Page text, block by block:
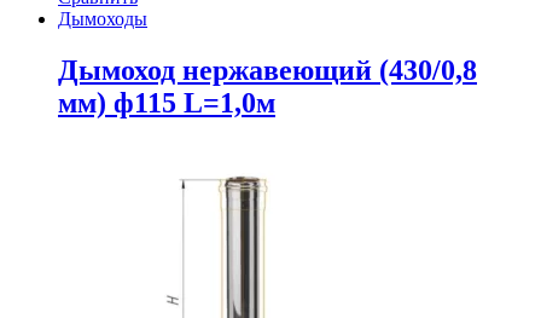
Дымоходы
Дымоход нержавеющий (430/0,8
мм) ф115 L=1,0м